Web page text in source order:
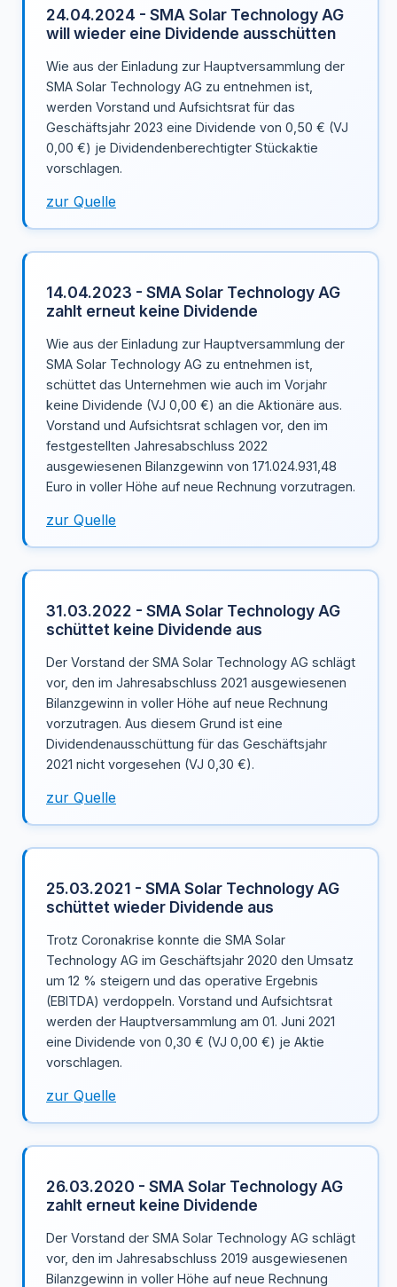
24.04.2024 - SMA Solar Technology AG
will wieder eine Dividende ausschütten
Wie aus der Einladung zur Hauptversammlung der
SMA Solar Technology AG zu entnehmen ist,
werden Vorstand und Aufsichtsrat für das
Geschäftsjahr 2023 eine Dividende von 0,50 € (VJ
0,00 €) je Dividendenberechtigter Stückaktie
vorschlagen.
zur Quelle
14.04.2023 - SMA Solar Technology AG
zahlt erneut keine Dividende
Wie aus der Einladung zur Hauptversammlung der
SMA Solar Technology AG zu entnehmen ist,
schüttet das Unternehmen wie auch im Vorjahr
keine Dividende (VJ 0,00 €) an die Aktionäre aus.
Vorstand und Aufsichtsrat schlagen vor, den im
festgestellten Jahresabschluss 2022
ausgewiesenen Bilanzgewinn von 171.024.931,48
Euro in voller Höhe auf neue Rechnung vorzutragen.
zur Quelle
31.03.2022 - SMA Solar Technology AG
schüttet keine Dividende aus
Der Vorstand der SMA Solar Technology AG schlägt
vor, den im Jahresabschluss 2021 ausgewiesenen
Bilanzgewinn in voller Höhe auf neue Rechnung
vorzutragen. Aus diesem Grund ist eine
Dividendenausschüttung für das Geschäftsjahr
2021 nicht vorgesehen (VJ 0,30 €).
zur Quelle
25.03.2021 - SMA Solar Technology AG
schüttet wieder Dividende aus
Trotz Coronakrise konnte die SMA Solar
Technology AG im Geschäftsjahr 2020 den Umsatz
um 12 % steigern und das operative Ergebnis
(EBITDA) verdoppeln. Vorstand und Aufsichtsrat
werden der Hauptversammlung am 01. Juni 2021
eine Dividende von 0,30 € (VJ 0,00 €) je Aktie
vorschlagen.
zur Quelle
26.03.2020 - SMA Solar Technology AG
zahlt erneut keine Dividende
Der Vorstand der SMA Solar Technology AG schlägt
vor, den im Jahresabschluss 2019 ausgewiesenen
Bilanzgewinn in voller Höhe auf neue Rechnung